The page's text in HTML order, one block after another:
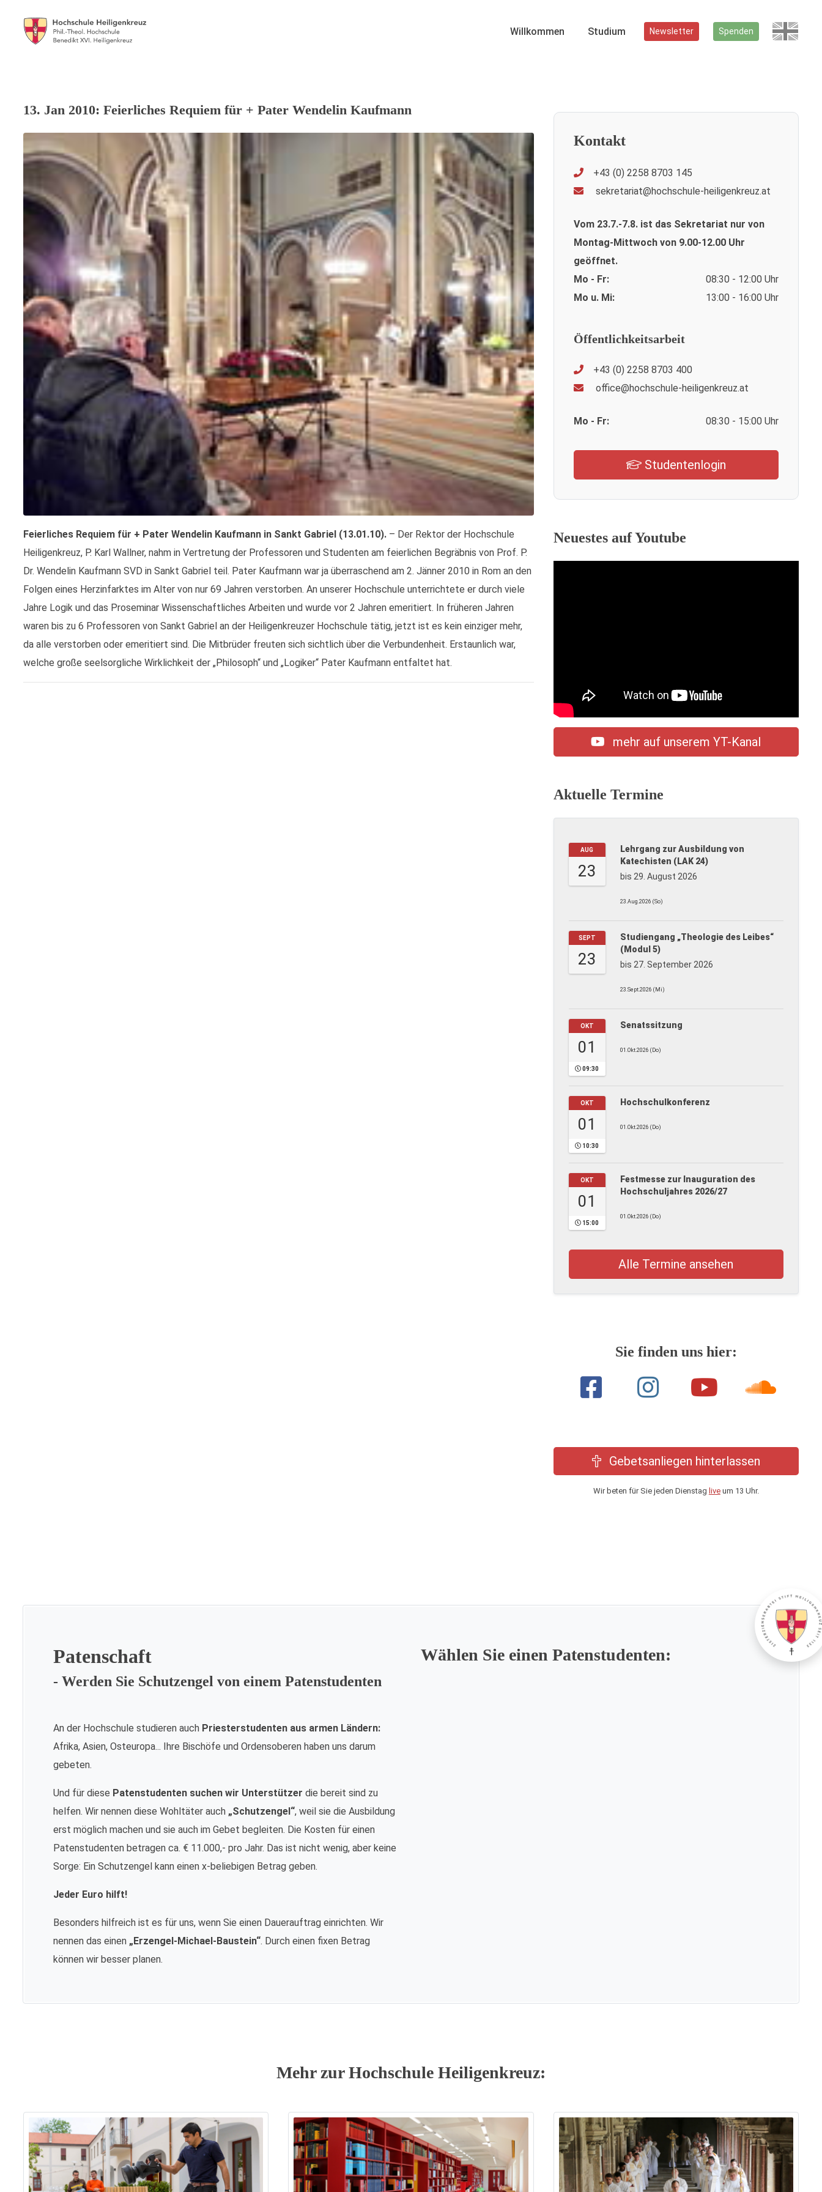
Willkommen Studium Newsletter Spenden
13. Jan 2010: Feierliches Requiem für + Pater Wendelin Kaufmann
Feierliches Requiem für + Pater Wendelin Kaufmann in Sankt Gabriel (13.01.10). – Der Rektor der Hochschule
Heiligenkreuz, P. Karl Wallner, nahm in Vertretung der Professoren und Studenten am feierlichen Begräbnis von Prof. P.
Dr. Wendelin Kaufmann SVD in Sankt Gabriel teil. Pater Kaufmann war ja überraschend am 2. Jänner 2010 in Rom an den
Folgen eines Herzinfarktes im Alter von nur 69 Jahren verstorben. An unserer Hochschule unterrichtete er durch viele
Jahre Logik und das Proseminar Wissenschaftliches Arbeiten und wurde vor 2 Jahren emeritiert. In früheren Jahren
waren bis zu 6 Professoren von Sankt Gabriel an der Heiligenkreuzer Hochschule tätig, jetzt ist es kein einziger mehr,
da alle verstorben oder emeritiert sind. Die Mitbrüder freuten sich sichtlich über die Verbundenheit. Erstaunlich war,
welche große seelsorgliche Wirklichkeit der „Philosoph“ und „Logiker“ Pater Kaufmann entfaltet hat.
Kontakt
+43 (0) 2258 8703 145
sekretariat@hochschule-heiligenkreuz.at
Vom 23.7.-7.8. ist das Sekretariat nur von
Montag-Mittwoch von 9.00-12.00 Uhr
geöffnet.
Mo - Fr:
08:30 - 12:00 Uhr
Mo u. Mi:
13:00 - 16:00 Uhr
Öffentlichkeitsarbeit
+43 (0) 2258 8703 400
office@hochschule-heiligenkreuz.at
Mo - Fr: 08:30 - 15:00 Uhr
Studentenlogin
Neuestes auf Youtube
mehr auf unserem YT-Kanal
Aktuelle Termine
AUG
23
Lehrgang zur Ausbildung von
Katechisten (LAK 24)
bis 29. August 2026
23.Aug.2026 (So)
SEPT
23
Studiengang „Theologie des Leibes“
(Modul 5)
bis 27. September 2026
23.Sept.2026 (Mi)
OKT
01
09:30
Senatssitzung
01.Okt.2026 (Do)
OKT
01
10:30
Hochschulkonferenz
01.Okt.2026 (Do)
OKT
01
15:00
Festmesse zur Inauguration des
Hochschuljahres 2026/27
01.Okt.2026 (Do)
Alle Termine ansehen
Sie finden uns hier:
Gebetsanliegen hinterlassen
Wir beten für Sie jeden Dienstag liveum 13 Uhr.
Patenschaft
- Werden Sie Schutzengel von einem Patenstudenten
An der Hochschule studieren auch Priesterstudenten aus armen Ländern:
Afrika, Asien, Osteuropa... Ihre Bischöfe und Ordensoberen haben uns darum
gebeten.
Und für diese Patenstudenten suchen wir Unterstützer die bereit sind zu
helfen. Wir nennen diese Wohltäter auch „Schutzengel“, weil sie die Ausbildung
erst möglich machen und sie auch im Gebet begleiten. Die Kosten für einen
Patenstudenten betragen ca. € 11.000,- pro Jahr. Das ist nicht wenig, aber keine
Sorge: Ein Schutzengel kann einen x-beliebigen Betrag geben.
Jeder Euro hilft!
Besonders hilfreich ist es für uns, wenn Sie einen Dauerauftrag einrichten. Wir
nennen das einen „Erzengel-Michael-Baustein“. Durch einen fixen Betrag
können wir besser planen.
Wählen Sie einen Patenstudenten:
Mehr zur Hochschule Heiligenkreuz: